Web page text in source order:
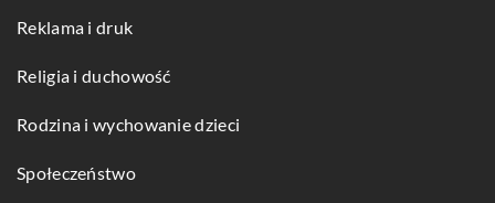
Reklama i druk
Religia i duchowość
Rodzina i wychowanie dzieci
Społeczeństwo